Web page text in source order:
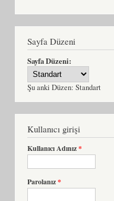
Sayfa Düzeni
Sayfa Düzeni:
Şu anki Düzen: Standart
Kullanıcı girişi
Kullanıcı Adınız*
Parolanız*